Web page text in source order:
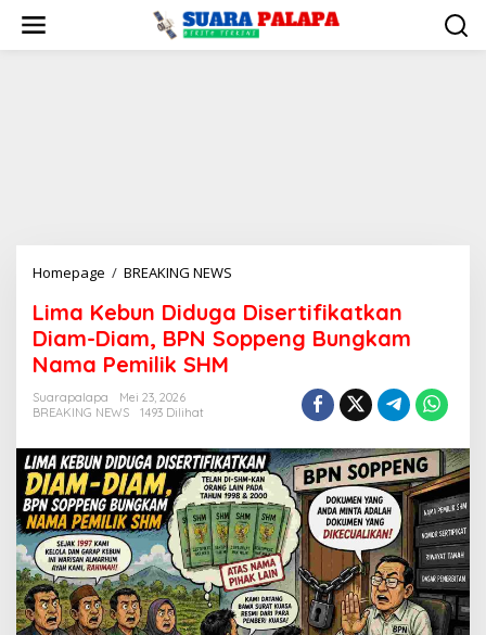
konten
Homepage / BREAKING NEWS
Diduga
Disertifikatkan
Bungkam
Nama
Pemilik
SHM
Lima Kebun Diduga Disertifikatkan
Diam-Diam, BPN Soppeng Bungkam
Nama Pemilik SHM
Suarapalapa
Mei 23, 2026
BREAKING NEWS
1493 Dilihat